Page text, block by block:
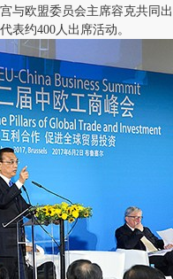
与欧盟委员会主席容克共同出
表约400人出席活动。